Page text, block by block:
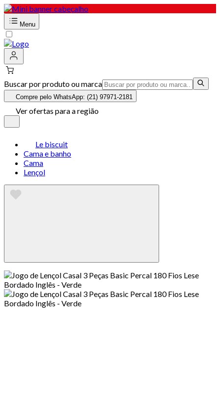
Menu
Buscar por produto ou marca
Compre pelo WhatsApp: (21) 97971-2181
Ver ofertas para a região
Le biscuit
Cama e banho
Cama
Lençol